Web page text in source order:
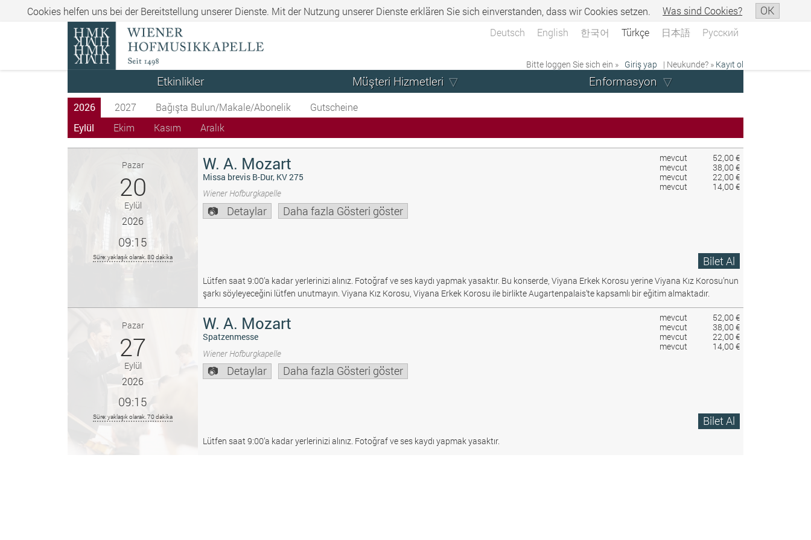
Cookies helfen uns bei der Bereitstellung unserer Dienste. Mit der Nutzung unserer Dienste erklären Sie sich einverstanden, dass wir Cookies setzen. Was sind Cookies? OK
Deutsch English 한국어 Türkçe 日本語 Русский
Bitte loggen Sie sich ein » Giriş yap | Neukunde? » Kayıt ol
Etkinlikler Müşteri Hizmetleri Enformasyon
2026 2027 Bağışta Bulun/Makale/Abonelik
Gutscheine
Eylül
Ekim Kasım Aralık
mevcut
52,00 €
mevcut
38,00 €
mevcut
22,00 €
mevcut
14,00 €
Pazar
20
Eylül
2026
09:15
Süre: yaklaşık olarak. 80 dakika
W. A. Mozart
Missa brevis B-Dur, KV 275
Wiener Hofburgkapelle
Detaylar Daha fazla Gösteri göster
Bilet Al
Lütfen saat 9:00’a kadar yerlerinizi alınız. Fotoğraf ve ses kaydı yapmak yasaktır. Bu konserde, Viyana Erkek Korosu yerine Viyana Kız Korosu’nun
şarkı söyleyeceğini lütfen unutmayın. Viyana Kız Korosu, Viyana Erkek Korosu ile birlikte Augartenpalais’te kapsamlı bir eğitim almaktadır.
mevcut
52,00 €
mevcut
38,00 €
mevcut
22,00 €
mevcut
14,00 €
Pazar
27
Eylül
2026
09:15
Süre: yaklaşık olarak. 70 dakika
W. A. Mozart
Spatzenmesse
Wiener Hofburgkapelle
Detaylar Daha fazla Gösteri göster
Bilet Al
Lütfen saat 9:00’a kadar yerlerinizi alınız. Fotoğraf ve ses kaydı yapmak yasaktır.